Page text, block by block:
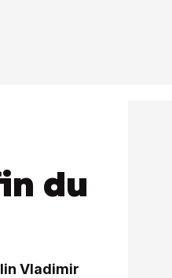
du
Vladimir